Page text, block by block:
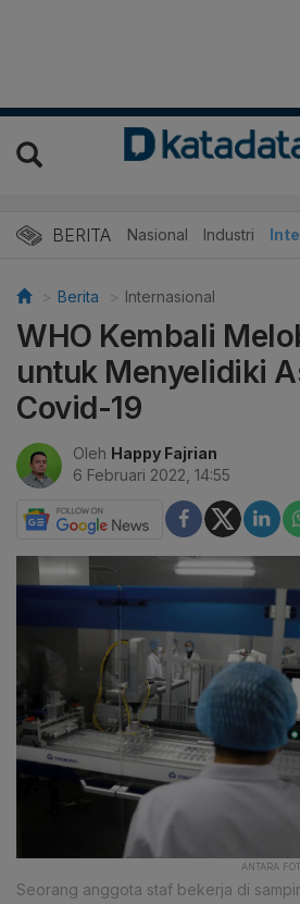
BERITA Nasional Industri
Berita Internasional
WHO Kembali
untuk Menyelidiki
Covid-19
Oleh Happy Fajrian
6 Februari 2022, 14:55
ANTARA
Seorang anggota staf bekerja di